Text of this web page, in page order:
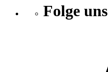
Folge uns